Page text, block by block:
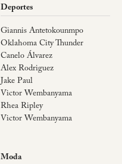
Deportes
Giannis Antetokounmpo
Oklahoma City Thunder
Canelo Álvarez
Alex Rodriguez
Jake Paul
Victor Wembanyama
Rhea Ripley
Victor Wembanyama
Moda